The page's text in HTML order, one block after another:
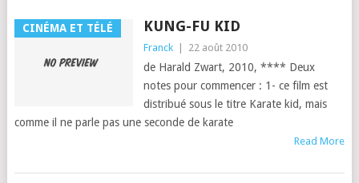
CINÉMA ET TÉLÉ KUNG-FU KID
Franck 22 août 2010
de Har­ald Zwart, 2010, **** Deux
notes pour commencer : 1- ce film est
dis­tribué sous le titre Karate kid, mais
comme il ne par­le pas une sec­onde de karate
Read More